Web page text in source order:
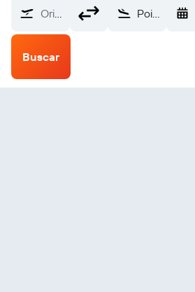
Origem Point Lay Dew Station (PIZ)
Buscar